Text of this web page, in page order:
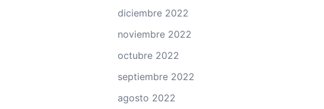
diciembre 2022
noviembre 2022
octubre 2022
septiembre 2022
agosto 2022